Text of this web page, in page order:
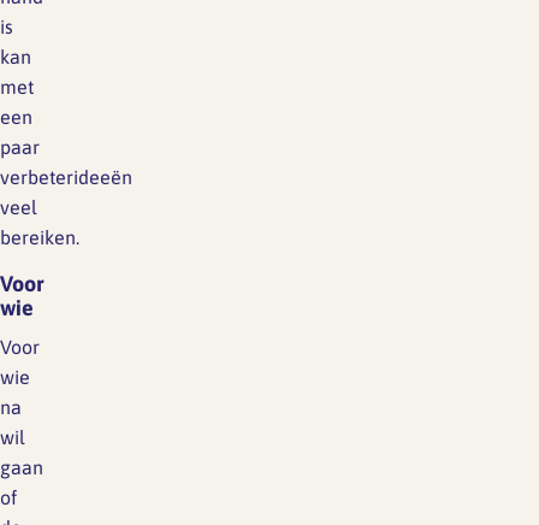
is
kan
met
een
paar
verbeterideeën
veel
bereiken.
Voor
wie
Voor
wie
na
wil
gaan
of